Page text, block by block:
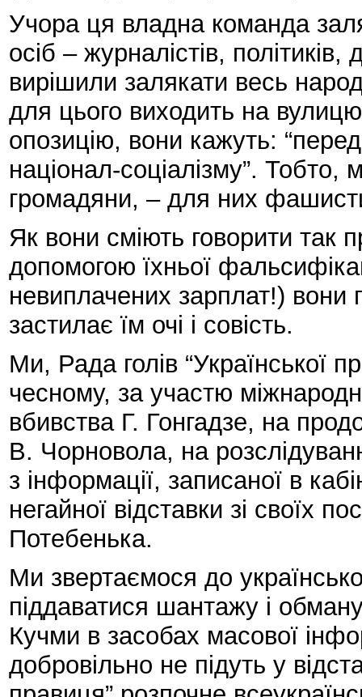
Учора ця владна команда
осіб – журналістів,
вирішили залякати весь
для цього виходить на
опозицію, вони кажуть:
націонал-соціалізму”. Тобто,
громадяни, – для них
Як вони сміють говорити так
допомогою їхньої
невиплачених зарплат!) вони
застилає їм очі і совість.
Ми, Рада голів “Української
чесному, за участю
вбивства Г. Гонгадзе, на
В. Чорновола, на
з інформації, записаної в
негайної відставки зі своїх
Потебенька.
Ми звертаємося до
піддаватися шантажу і
Кучми в засобах масової
добровільно не підуть у